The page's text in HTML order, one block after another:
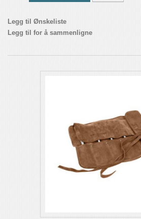
Legg til Ønskeliste
Legg til for å sammenligne